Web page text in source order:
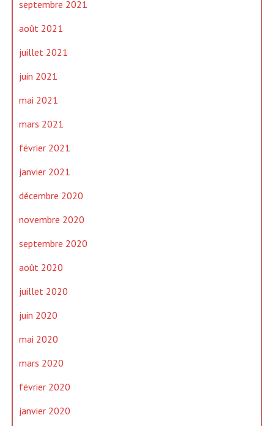
septembre 2021
août 2021
juillet 2021
juin 2021
mai 2021
mars 2021
février 2021
janvier 2021
décembre 2020
novembre 2020
septembre 2020
août 2020
juillet 2020
juin 2020
mai 2020
mars 2020
février 2020
janvier 2020